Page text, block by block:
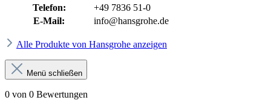
Telefon:
+49 7836 51-0
E-Mail:
info@hansgrohe.de
Alle Produkte von Hansgrohe anzeigen
Menü schließen
0 von 0 Bewertungen